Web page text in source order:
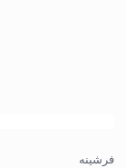
فرشینه